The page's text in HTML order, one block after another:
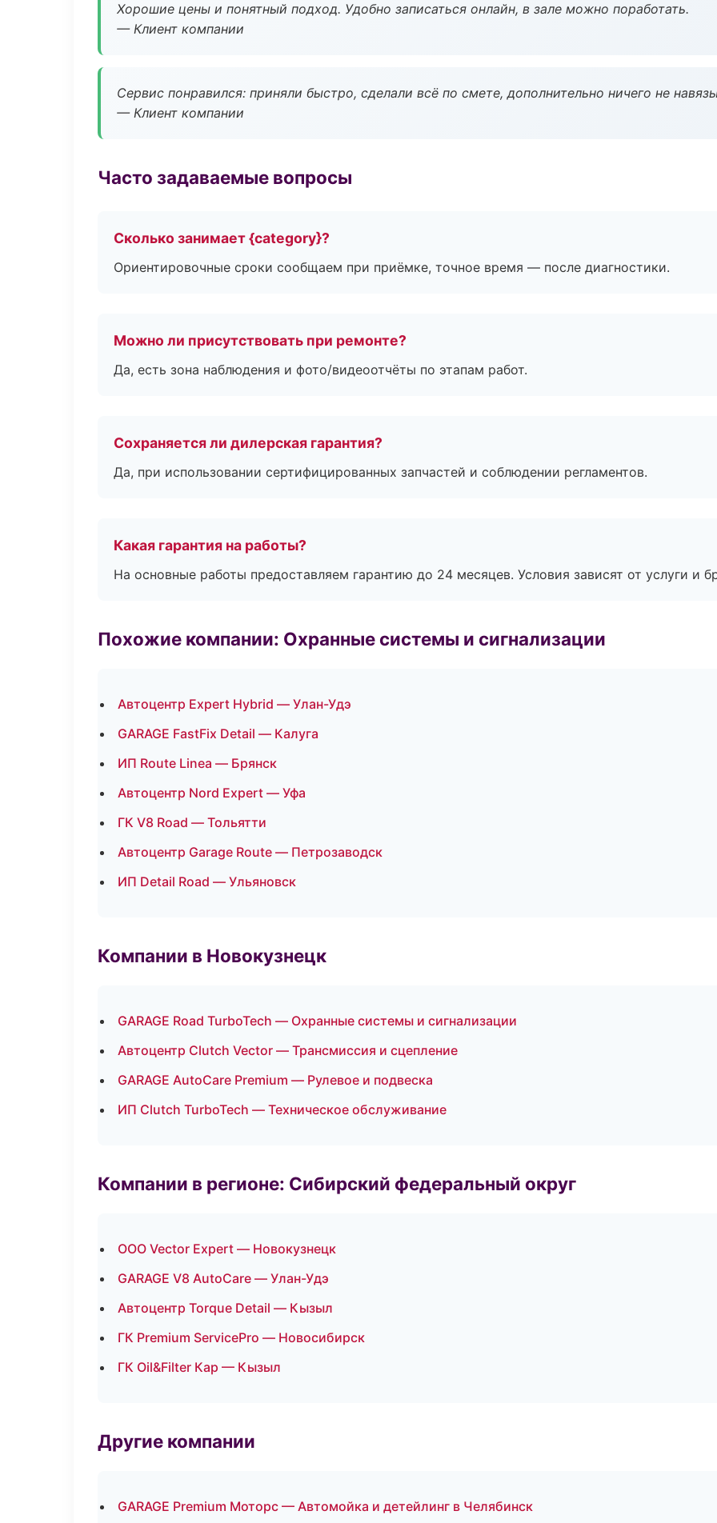
Хорошие цены и понятный подход. Удобно записаться онлайн, в зале можно поработать.
— Клиент компании
Сервис понравился: приняли быстро, сделали всё по смете, дополнительно ничего не
— Клиент компании
Часто задаваемые вопросы
Сколько занимает {category}?
Ориентировочные сроки сообщаем при приёмке, точное время — после диагностики.
Можно ли присутствовать при ремонте?
Да, есть зона наблюдения и фото/видеоотчёты по этапам работ.
Сохраняется ли дилерская гарантия?
Да, при использовании сертифицированных запчастей и соблюдении регламентов.
Какая гарантия на работы?
На основные работы предоставляем гарантию до 24 месяцев. Условия зависят от услуги и
Похожие компании: Охранные системы и сигнализации
Автоцентр Expert Hybrid — Улан-Удэ
GARAGE FastFix Detail — Калуга
ИП Route Linea — Брянск
Автоцентр Nord Expert — Уфа
ГК V8 Road — Тольятти
Автоцентр Garage Route — Петрозаводск
ИП Detail Road — Ульяновск
Компании в Новокузнецк
GARAGE Road TurboTech — Охранные системы и сигнализации
Автоцентр Clutch Vector — Трансмиссия и сцепление
GARAGE AutoCare Premium — Рулевое и подвеска
ИП Clutch TurboTech — Техническое обслуживание
Компании в регионе: Сибирский федеральный округ
ООО Vector Expert — Новокузнецк
GARAGE V8 AutoCare — Улан-Удэ
Автоцентр Torque Detail — Кызыл
ГК Premium ServicePro — Новосибирск
ГК Oil&Filter Кар — Кызыл
Другие компании
GARAGE Premium Моторс — Автомойка и детейлинг в Челябинск